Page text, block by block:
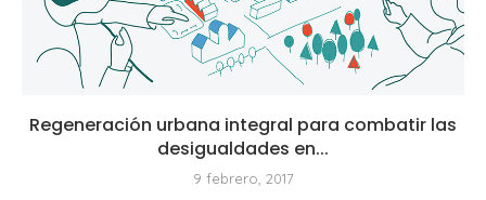
Regeneración urbana integral para combatir las
desigualdades en...
9 febrero, 2017